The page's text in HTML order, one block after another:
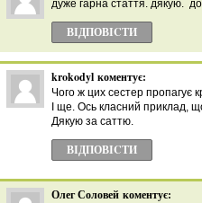
дуже гарна стаття. дякую.
ВІДПОВІCТИ
krokodyl коментує:
Чого ж цих сестер пропагує
І ще. Ось класний приклад,
Дякую за саттю.
ВІДПОВІCТИ
Олег Соловей коментує: